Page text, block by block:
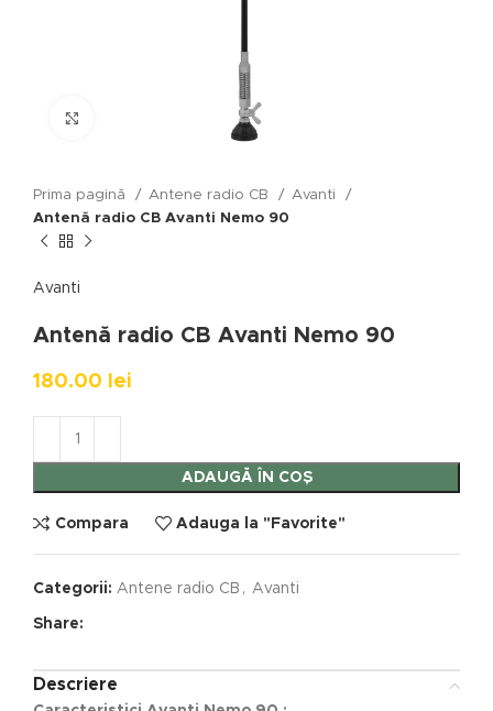
Prima pagină Antene radio CB
Avanti
Antenă radio CB Avanti Nemo 90
Avanti
Antenă radio CB Avanti Nemo 90
180.00 lei
ADAUGĂ ÎN COȘ
Compara Adauga la "Favorite"
Categorii: Antene radio CB , Avanti
Share:
Descriere